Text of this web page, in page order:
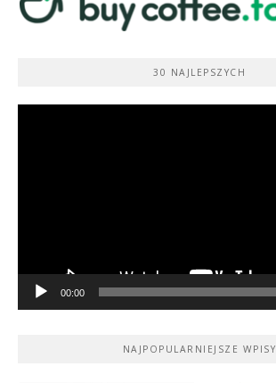
30 NAJLEPSZYCH
00:00
NAJPOPULARNIEJSZE WPISY